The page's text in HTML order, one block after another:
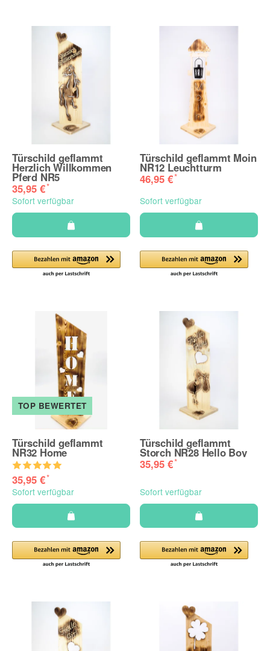
Türschild geflammt
Herzlich Willkommen
Pferd NR5
35,95 €*
Sofort verfügbar
Türschild geflammt Moin
NR12 Leuchtturm
46,95 €*
Sofort verfügbar
TOP BEWERTET
Türschild geflammt
NR32 Home
35,95 €*
Sofort verfügbar
Türschild geflammt
Storch NR28 Hello Boy
35,95 €*
Sofort verfügbar